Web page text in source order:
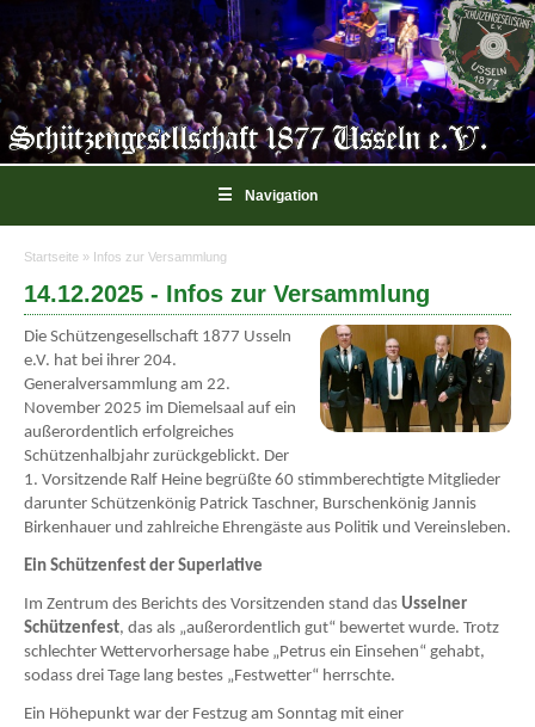
☰ Navigation
Sie sind hier
Startseite » Infos zur Versammlung
14.12.2025 - Infos zur Versammlung
Die Schützengesellschaft 1877 Usseln
e.V. hat bei ihrer 204.
Generalversammlung am 22.
November 2025 im Diemelsaal auf ein
außerordentlich erfolgreiches
Schützenhalbjahr zurückgeblickt. Der
1. Vorsitzende Ralf Heine begrüßte 60 stimmberechtigte Mitglieder
darunter Schützenkönig Patrick Taschner, Burschenkönig Jannis
Birkenhauer und zahlreiche Ehrengäste aus Politik und Vereinsleben.
Ein Schützenfest der Superlative
Im Zentrum des Berichts des Vorsitzenden stand das Usselner
Schützenfest, das als „außerordentlich gut“ bewertet wurde. Trotz
schlechter Wettervorhersage habe „Petrus ein Einsehen“ gehabt,
sodass drei Tage lang bestes „Festwetter“ herrschte.
Ein Höhepunkt war der Festzug am Sonntag mit einer